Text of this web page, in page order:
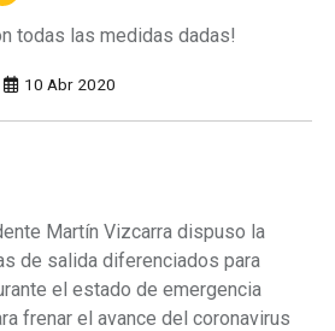
todas las medidas dadas!
10 Abr 2020
Martín Vizcarra dispuso la
de salida diferenciados para
el estado de emergencia
frenar el avance del coronavirus